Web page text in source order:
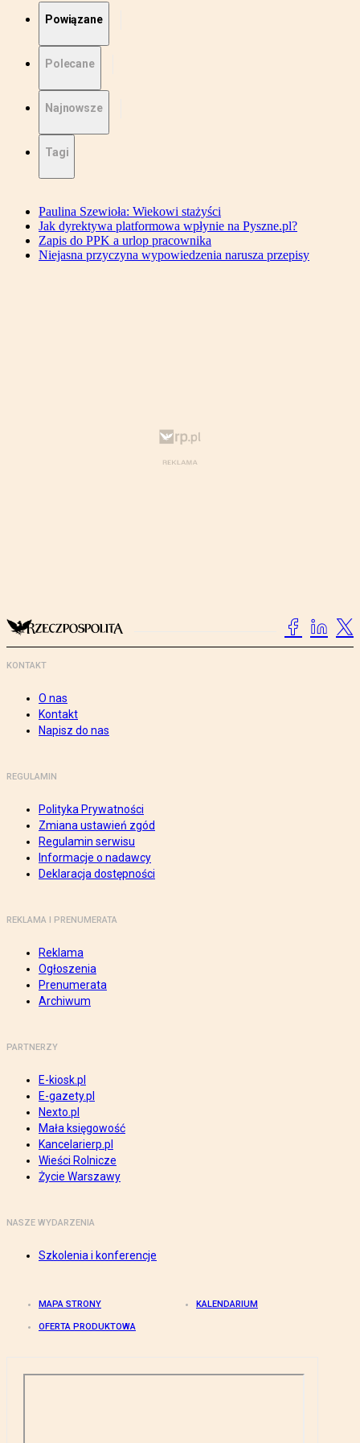
Powiązane
Polecane
Najnowsze
Tagi
Paulina Szewioła: Wiekowi stażyści
Jak dyrektywa platformowa wpłynie na Pyszne.pl?
Zapis do PPK a urlop pracownika
Niejasna przyczyna wypowiedzenia narusza przepisy
KONTAKT
O nas
Kontakt
Napisz do nas
REGULAMIN
Polityka Prywatności
Zmiana ustawień zgód
Regulamin serwisu
Informacje o nadawcy
Deklaracja dostępności
REKLAMA I PRENUMERATA
Reklama
Ogłoszenia
Prenumerata
Archiwum
PARTNERZY
E-kiosk.pl
E-gazety.pl
Nexto.pl
Mała księgowość
Kancelarierp.pl
Wieści Rolnicze
Życie Warszawy
NASZE WYDARZENIA
Szkolenia i konferencje
MAPA STRONY KALENDARIUM
OFERTA PRODUKTOWA